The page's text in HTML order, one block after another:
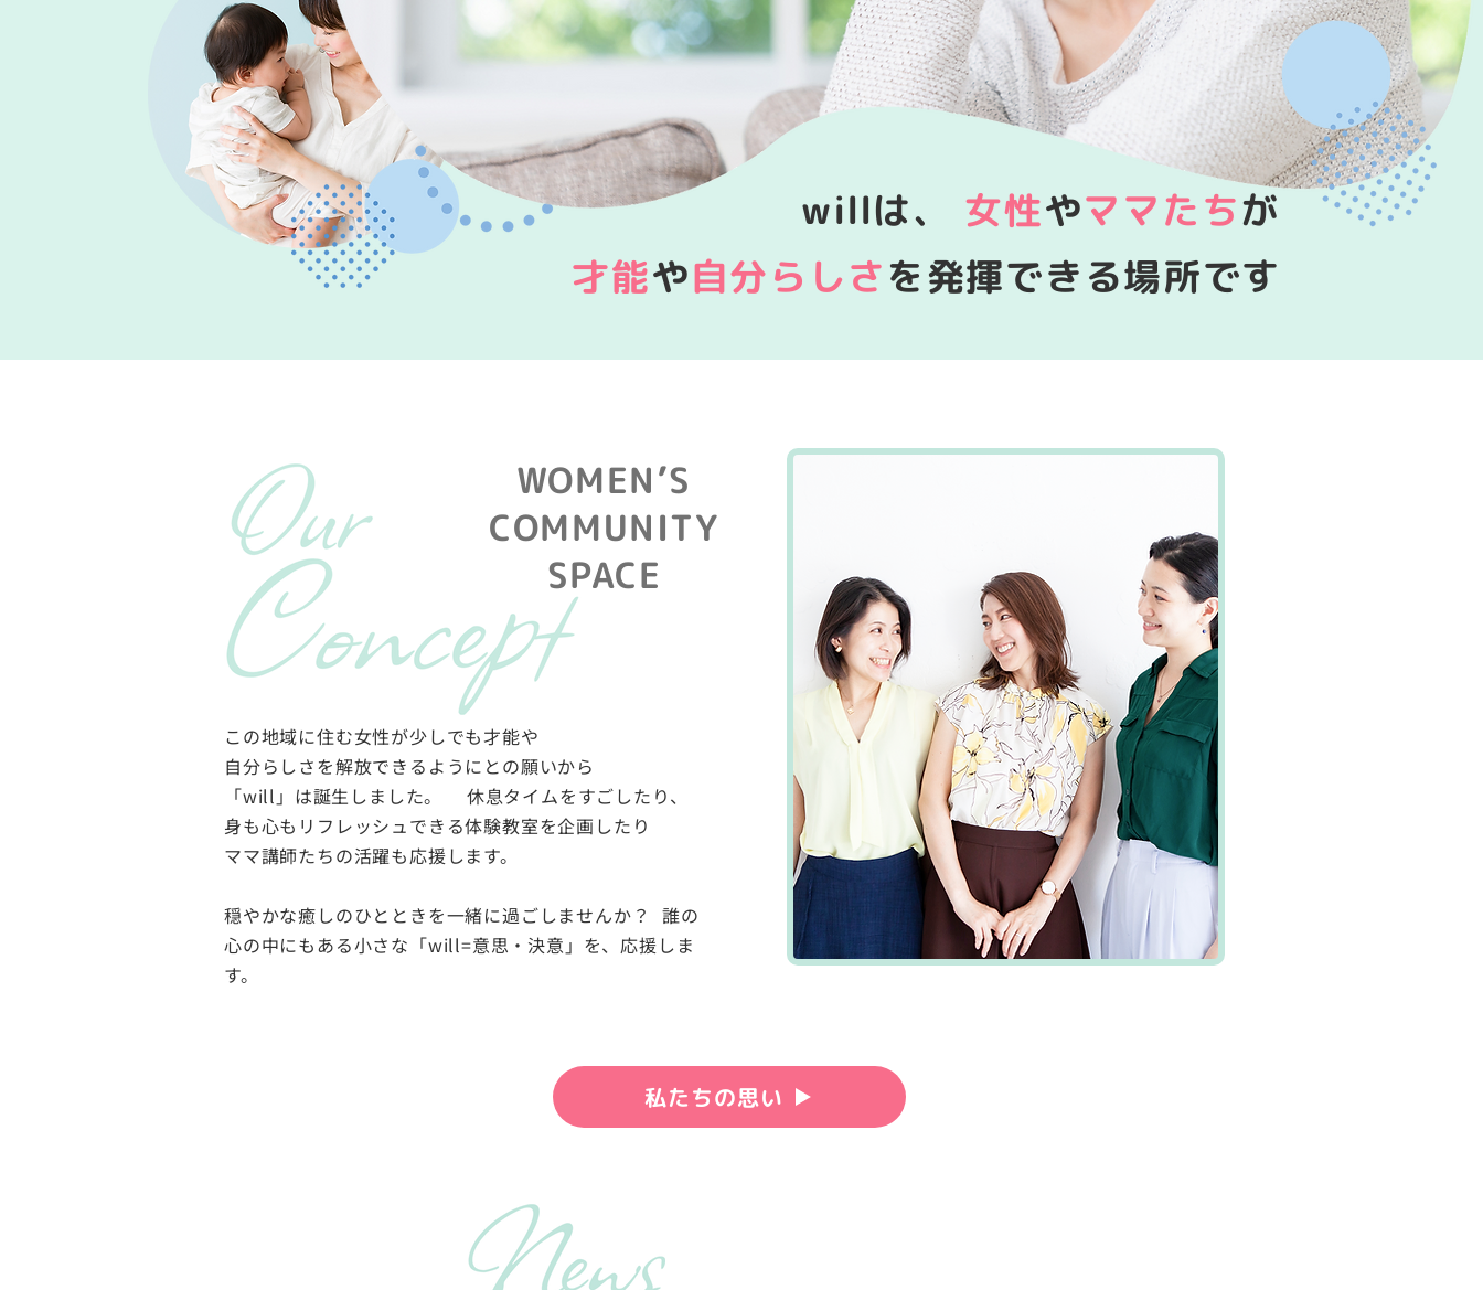
willは、 女性やママたちが
才能や自分らしさを発揮できる場所です
WOMEN’S
COMMUNITY
SPACE
この地域に住む女性が少しでも才能や
自分らしさを解放できるようにとの願いから
「will」は誕生しました。 休息タイムをすごしたり、
身も心もリフレッシュできる体験教室を企画したり
ママ講師たちの活躍も応援します。
穏やかな癒しのひとときを一緒に過ごしませんか？ 誰の
心の中にもある小さな「will=意思・決意」を、応援しま
す。
私たちの思い